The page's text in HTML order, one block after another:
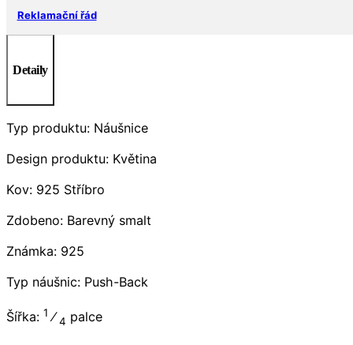
Reklamační řád
Detaily
Typ produktu: Náušnice
Design produktu: Květina
Kov: 925 Stříbro
Zdobeno: Barevný smalt
Známka: 925
Typ náušnic: Push-Back
Šířka: 1⁄4 palce